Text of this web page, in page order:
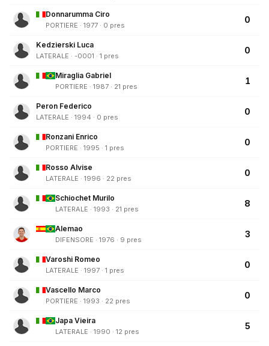
Donnarumma Ciro
PORTIERE · 1977 · 0 pres
0
Kedzierski Luca
LATERALE · -0001 · 1 pres
0
Miraglia Gabriel
PORTIERE · 1987 · 21 pres
1
Peron Federico
LATERALE · 1994 · 0 pres
0
Ronzani Enrico
PORTIERE · 1995 · 1 pres
0
Rosso Alvise
LATERALE · 1996 · 22 pres
0
Schiochet Murilo
LATERALE · 1993 · 21 pres
8
Alemao
DIFENSORE · 1976 · 9 pres
3
Varoshi Romeo
LATERALE · 1997 · 1 pres
0
Vascello Marco
PORTIERE · 1993 · 22 pres
0
Japa Vieira
LATERALE · 1990 · 12 pres
5